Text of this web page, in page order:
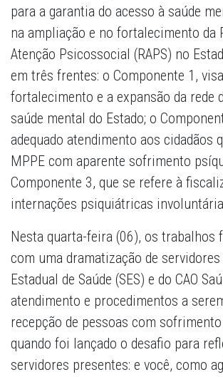
para a garantia do acesso à saúde
na ampliação e no fortalecimento da
Atenção Psicossocial (RAPS) no
em três frentes: o Componente 1,
fortalecimento e a expansão da rede
saúde mental do Estado; o
adequado atendimento aos cidadãos
MPPE com aparente sofrimento
Componente 3, que se refere à
internações psiquiátricas
Nesta quarta-feira (06), os trabalhos
com uma dramatização de
Estadual de Saúde (SES) e do CAO
atendimento e procedimentos a
recepção de pessoas com
quando foi lançado o desafio para
servidores presentes: e você, como